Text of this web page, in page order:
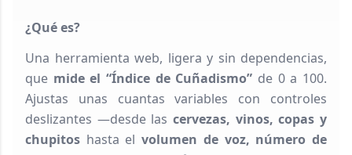
¿Qué es?
Una herramienta web, ligera y sin dependencias,
que mide el “Índice de Cuñadismo” de 0 a 100.
Ajustas unas cuantas variables con controles
deslizantes —desde las cervezas, vinos, copas y
chupitos hasta elvolumen de voz, número de